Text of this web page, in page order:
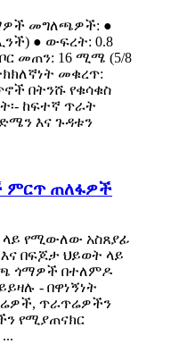
መግለጫዎች: ●
● ውፍረት: 0.8
መጠን: 16 ሚሜ (5/8
መቁረጥ:
በትንሹ የቁሳቁስ
ከፍተኛ ጥራት
እና ጉዳቱን
ምርጥ ጠለፋዎች
የሚውለው አስጸያፊ
በፍጆታ ህይወት ላይ
ጎማዎች በተለምዶ
- በዋነኝነት
ጥራጥሬዎችን
የሚያጠናክር